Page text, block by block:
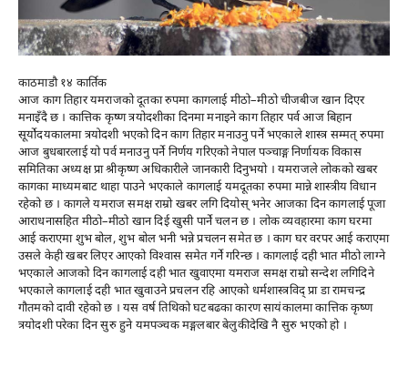
काठमाडौ १४ कार्तिक
आज काग तिहार यमराजको दूतका रुपमा कागलाई मीठो–मीठो चीजबीज खान दिएर
मनाइँदै छ । कात्तिक कृष्ण त्रयोदशीका दिनमा मनाइने काग तिहार पर्व आज बिहान
सूर्योदयकालमा त्रयोदशी भएको दिन काग तिहार मनाउनु पर्ने भएकाले शास्त्र सम्मत् रुपमा
आज बुधबारलाई यो पर्व मनाउनु पर्ने निर्णय गरिएको नेपाल पञ्चाङ्ग निर्णायक विकास
समितिका अध्यक्ष प्रा श्रीकृष्ण अधिकारीले जानकारी दिनुभयो । यमराजले लोकको खबर
कागका माध्यमबाट थाहा पाउने भएकाले कागलाई यमदूतका रुपमा मान्ने शास्त्रीय विधान
रहेको छ । कागले यमराज समक्ष राम्रो खबर लगि दियोस् भनेर आजका दिन कागलाई पूजा
आराधनासहित मीठो–मीठो खान दिई खुसी पार्ने चलन छ । लोक व्यवहारमा काग घरमा
आई कराएमा शुभ बोल, शुभ बोल भनी भन्ने प्रचलन समेत छ । काग घर वरपर आई कराएमा
उसले केही खबर लिएर आएको विश्वास समेत गर्ने गरिन्छ । कागलाई दही भात मीठो लाग्ने
भएकाले आजको दिन कागलाई दही भात खुवाएमा यमराज समक्ष राम्रो सन्देश लगिदिने
भएकाले कागलाई दही भात खुवाउने प्रचलन रहि आएको धर्मशास्त्रविद् प्रा डा रामचन्द्र
गौतमको दावी रहेको छ । यस वर्ष तिथिको घटबढका कारण सायंकालमा कात्तिक कृष्ण
त्रयोदशी परेका दिन सुरु हुने यमपञ्चक मङ्गलबार बेलुकीदेखि नै सुरु भएको हो ।